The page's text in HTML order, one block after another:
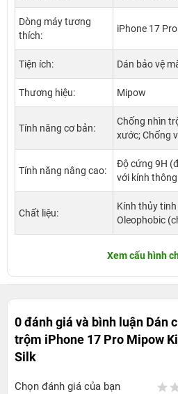
Dòng máy tương
thích:
iPhone 17 Pro
Tiện ích: Dán bảo vệ
Thương hiệu: Mipow
Tính năng cơ bản:
Chống nhìn
xước; Chống
Tính năng nâng cao:
Độ cứng 9H
với kính
Chất liệu:
Kính thủy
Oleophobic
Xem cấu hình
0 đánh giá và bình luận Dán
trộm iPhone 17 Pro Mipow
Silk
Chọn đánh giá của bạn